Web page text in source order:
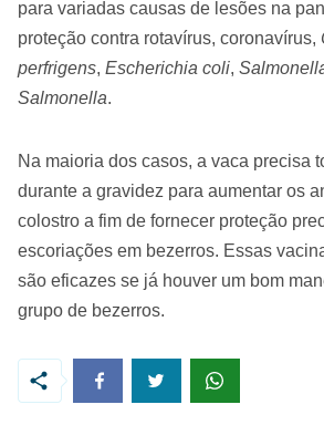
para variadas causas de lesões na
proteção contra rotavírus, coronavírus,
perfrigens, Escherichia coli,
Salmonella.
Na maioria dos casos, a vaca precisa
durante a gravidez para aumentar os
colostro a fim de fornecer proteção
escoriações em bezerros. Essas
são eficazes se já houver um bom
grupo de bezerros.